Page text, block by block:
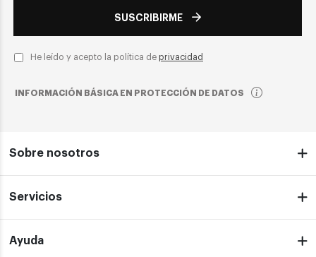
SUSCRIBIRME
He leído y acepto la política de privacidad
INFORMACIÓN BÁSICA EN PROTECCIÓN DE DATOS
Sobre nosotros
Servicios
Ayuda